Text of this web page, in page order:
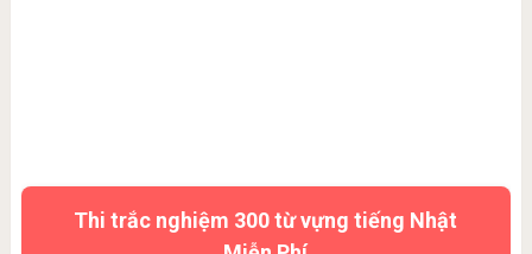
Thi trắc nghiệm 300 từ vựng tiếng Nhật